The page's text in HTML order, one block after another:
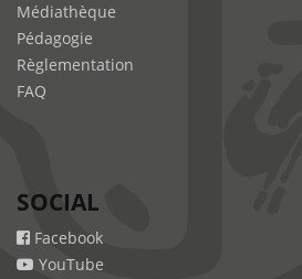
Médiathèque
Pédagogie
Règlementation
FAQ
SOCIAL
Facebook
YouTube